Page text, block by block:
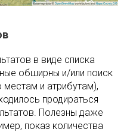
в виде списка
обширны и/или поиск
и атрибутам),
продираться
Полезны даже
показ количества